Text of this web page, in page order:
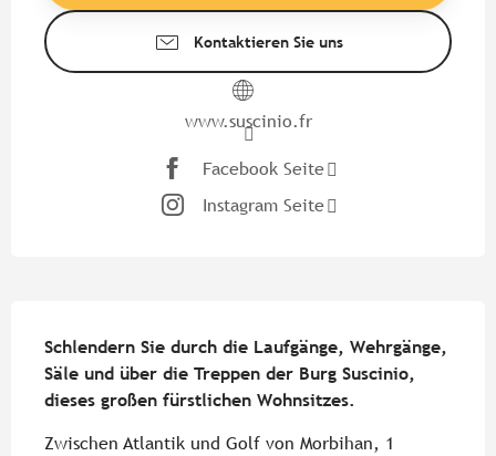
Kontaktieren Sie uns
www.suscinio.fr
Facebook Seite
Instagram Seite
Schlendern Sie durch die Laufgänge, Wehrgänge,
Säle und über die Treppen der Burg Suscinio,
dieses großen fürstlichen Wohnsitzes.
Zwischen Atlantik und Golf von Morbihan, 1